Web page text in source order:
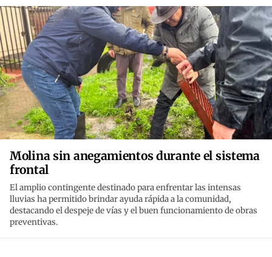
Molina sin anegamientos durante el sistema
frontal
El amplio contingente destinado para enfrentar las intensas
lluvias ha permitido brindar ayuda rápida a la comunidad,
destacando el despeje de vías y el buen funcionamiento de obras
preventivas.